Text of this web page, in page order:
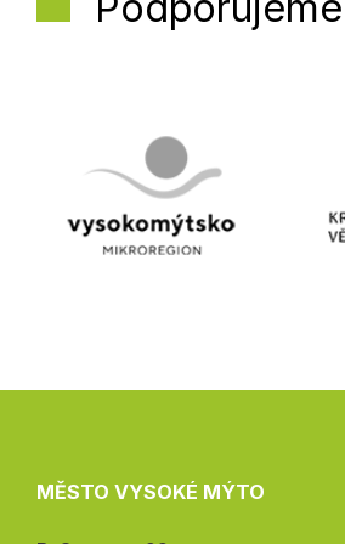
MĚSTO VYSOKÉ MÝTO